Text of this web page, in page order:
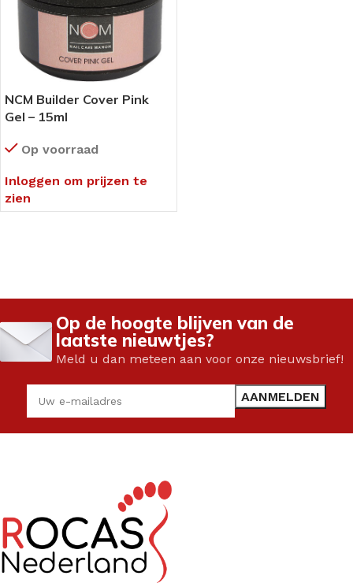
NCM Builder Cover Pink
Gel – 15ml
Op voorraad
Inloggen om prijzen te
zien
Op de hoogte blijven van de
laatste nieuwtjes?
Meld u dan meteen aan voor onze nieuwsbrief!